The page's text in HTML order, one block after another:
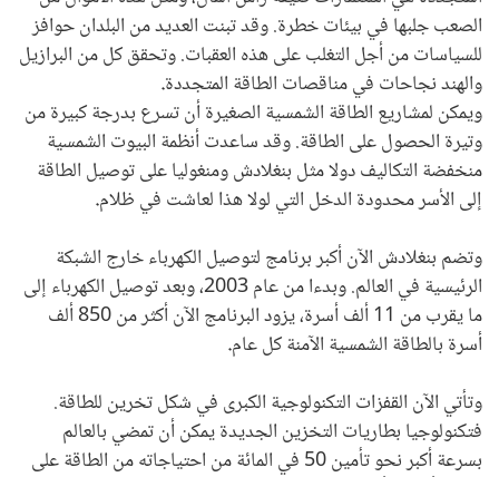
الصعب جلبها في بيئات خطرة. وقد تبنت العديد من البلدان حوافز
للسياسات من أجل التغلب على هذه العقبات. وتحقق كل من البرازيل
والهند نجاحات في مناقصات الطاقة المتجددة.
ويمكن لمشاريع الطاقة الشمسية الصغيرة أن تسرع بدرجة كبيرة من
وتيرة الحصول على الطاقة. وقد ساعدت أنظمة البيوت الشمسية
منخفضة التكاليف دولا مثل بنغلادش ومنغوليا على توصيل الطاقة
إلى الأسر محدودة الدخل التي لولا هذا لعاشت في ظلام.
وتضم بنغلادش الآن أكبر برنامج لتوصيل الكهرباء خارج الشبكة
الرئيسية في العالم. وبدءا من عام 2003، وبعد توصيل الكهرباء إلى
ما يقرب من 11 ألف أسرة، يزود البرنامج الآن أكثر من 850 ألف
أسرة بالطاقة الشمسية الآمنة كل عام.
وتأتي الآن القفزات التكنولوجية الكبرى في شكل تخرين للطاقة.
فتكنولوجيا بطاريات التخزين الجديدة يمكن أن تمضي بالعالم
بسرعة أكبر نحو تأمين 50 في المائة من احتياجاته من الطاقة على